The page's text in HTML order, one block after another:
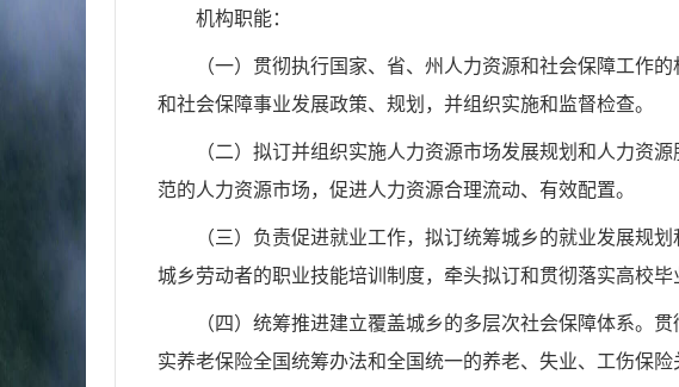
机构职能：
（一）贯彻执行国家、省、州人力资源和社会保障工作的
和社会保障事业发展政策、规划，并组织实施和监督检查。
（二）拟订并组织实施人力资源市场发展规划和人力资源
范的人力资源市场，促进人力资源合理流动、有效配置。
（三）负责促进就业工作，拟订统筹城乡的就业发展规划
城乡劳动者的职业技能培训制度，牵头拟订和贯彻落实高校
（四）统筹推进建立覆盖城乡的多层次社会保障体系。贯
实养老保险全国统筹办法和全国统一的养老、失业、工伤保